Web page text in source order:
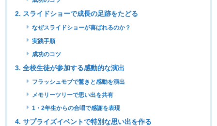
2. スライドショーで成長の足跡をたどる
なぜスライドショーが喜ばれるのか？
実践手順
成功のコツ
3. 全校生徒が参加する感動的な演出
フラッシュモブで驚きと感動を演出
メモリーツリーで思い出を共有
1・2年生からの合唱で感謝を表現
4. サプライズイベントで特別な思い出を作る